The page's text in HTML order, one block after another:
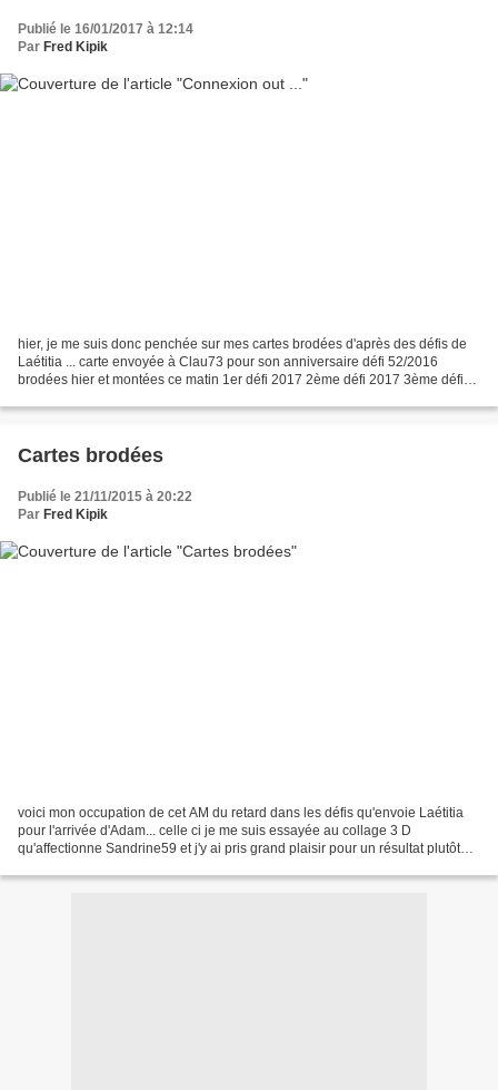
Publié le 16/01/2017 à 12:14
Par Fred Kipik
hier, je me suis donc penchée sur mes cartes brodées d'après des défis de
Laétitia ... carte envoyée à Clau73 pour son anniversaire défi 52/2016
brodées hier et montées ce matin 1er défi 2017 2ème défi 2017 3ème défi
Cartes brodées
Publié le 21/11/2015 à 20:22
Par Fred Kipik
voici mon occupation de cet AM du retard dans les défis qu'envoie Laétitia
pour l'arrivée d'Adam... celle ci je me suis essayée au collage 3 D
qu'affectionne Sandrine59 et j'y ai pris grand plaisir pour un résultat plutôt